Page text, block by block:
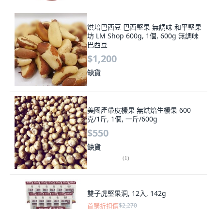
烘培巴西豆 巴西堅果 無調味 和平堅果
坊 LM Shop 600g, 1個, 600g 無調味
巴西豆
$1,200
缺貨
美國產帶皮榛果 無烘焙生榛果 600
克/1斤, 1個, 一斤/600g
$550
缺貨
(1)
雙子虎堅果洞, 12入, 142g
首購折扣價$2,270